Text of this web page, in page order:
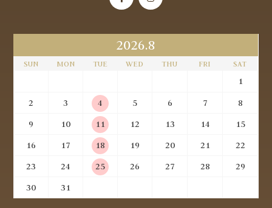
2026.8
SUN MON TUE WED THU FRI SAT
1
2
3 4 5 6 7
8
9
10 11 12 13 14
15
16
17 18 19 20 21
22
23
24 25 26 27 28
29
30
31